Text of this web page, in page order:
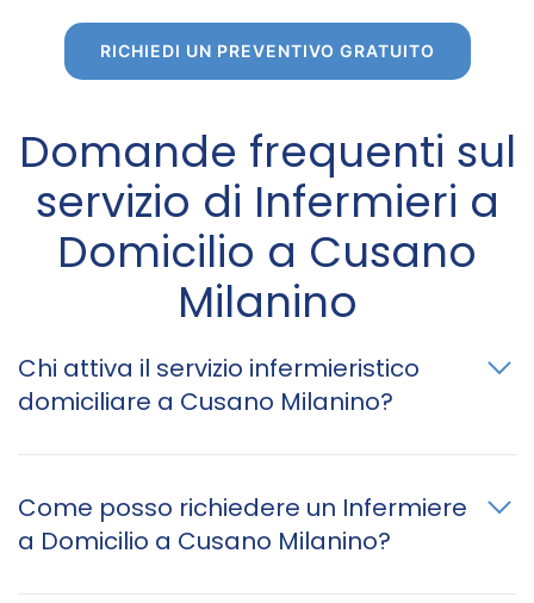
RICHIEDI UN PREVENTIVO GRATUITO
Domande frequenti sul
servizio di Infermieri a
Domicilio a Cusano
Milanino
Chi attiva il servizio infermieristico
domiciliare a Cusano Milanino?
Come posso richiedere un Infermiere
a Domicilio a Cusano Milanino?